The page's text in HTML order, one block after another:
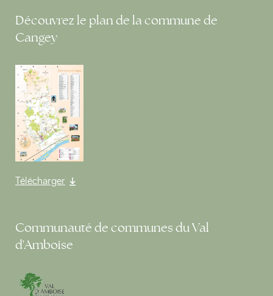
Découvrez le plan de la commune de
Cangey
Télécharger
Communauté de communes du Val
d'Amboise